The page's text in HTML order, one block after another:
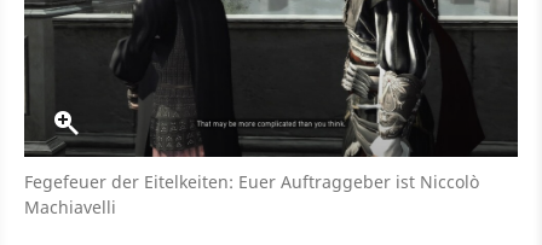
Fegefeuer der Eitelkeiten: Euer Auftraggeber ist Niccolò
Machiavelli